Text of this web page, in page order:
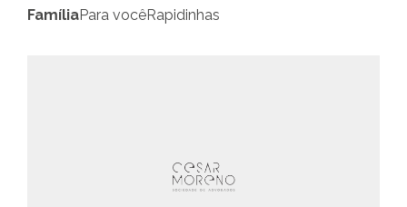
FamíliaPara vocêRapidinhas